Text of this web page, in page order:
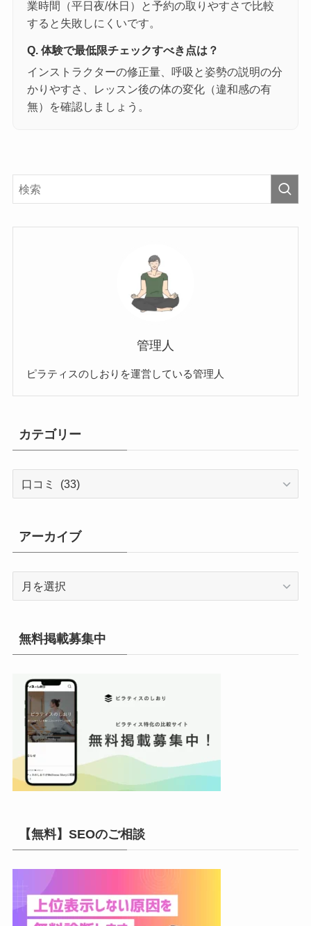
業時間（平日夜/休日）と予約の取りやすさで比較
すると失敗しにくいです。
Q. 体験で最低限チェックすべき点は？
インストラクターの修正量、呼吸と姿勢の説明の分
かりやすさ、レッスン後の体の変化（違和感の有
無）を確認しましょう。
管理人
ピラティスのしおりを運営している管理人
カテゴリー
リ
ー
アーカイブ
イ
ブ
無料掲載募集中
【無料】SEOのご相談